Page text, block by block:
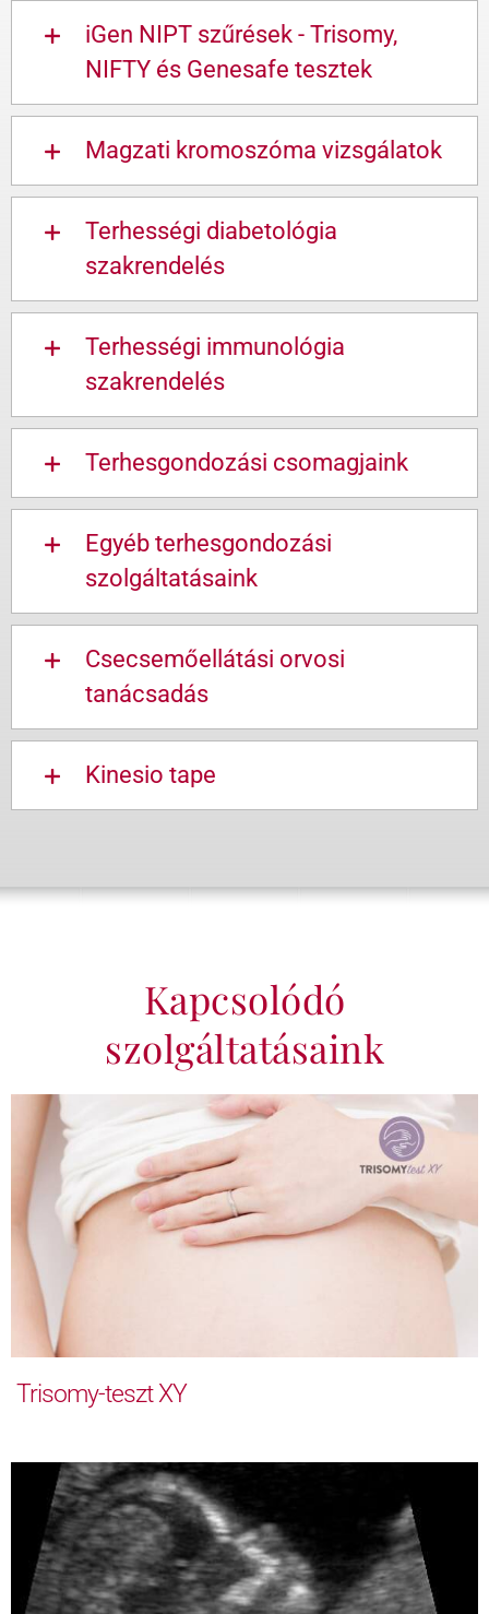
iGen NIPT szűrések - Trisomy,
NIFTY és Genesafe tesztek
Magzati kromoszóma vizsgálatok
Terhességi diabetológia
szakrendelés
Terhességi immunológia
szakrendelés
Terhesgondozási csomagjaink
Egyéb terhesgondozási
szolgáltatásaink
Csecsemőellátási orvosi
tanácsadás
Kinesio tape
Kapcsolódó
szolgáltatásaink
Trisomy-teszt XY